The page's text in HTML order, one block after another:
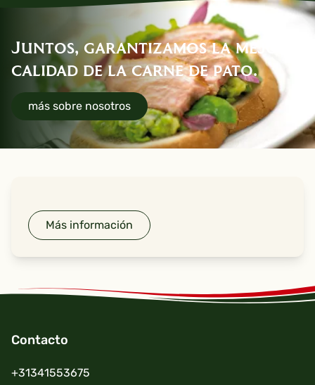
Juntos, garantizamos la mejor
calidad de la carne de pato.
más sobre nosotros
Más información
Footer
Contacto
+31341553675